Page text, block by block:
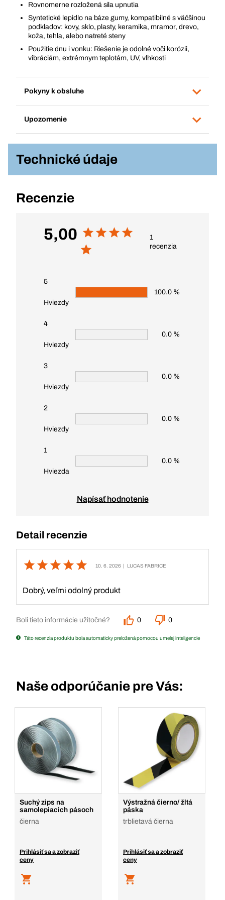
Rovnomerne rozložená sila upnutia
Syntetické lepidlo na báze gumy, kompatibilné s väčšinou
podkladov: kovy, sklo, plasty, keramika, mramor, drevo,
koža, tehla, alebo natreté steny
Použitie dnu i vonku: Riešenie je odolné voči korózii,
vibráciám, extrémnym teplotám, UV, vlhkosti
Pokyny k obsluhe
Upozornenie
Technické údaje
Recenzie
5,00
1
recenzia
5
Hviezdy
100.0 %
4
Hviezdy
0.0 %
3
Hviezdy
0.0 %
2
Hviezdy
0.0 %
1
Hviezda
0.0 %
Napísať hodnotenie
Detail recenzie
10. 6. 2026 | LUCAS FABRICE
Dobrý, veľmi odolný produkt
Boli tieto informácie užitočné? 0 0
Táto recenzia produktu bola automaticky preložená pomocou umelej inteligencie
Naše odporúčanie pre Vás:
Suchý zips na
samolepiacich pásoch
čierna
Prihlásiť sa a zobraziť
ceny
Výstražná čierno/ žltá
páska
trblietavá čierna
Prihlásiť sa a zobraziť
ceny